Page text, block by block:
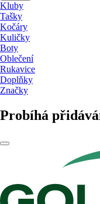
Kluby
Tašky
Kočáry
Kuličky
Boty
Oblečení
Rukavice
Doplňky
Značky
Probíhá